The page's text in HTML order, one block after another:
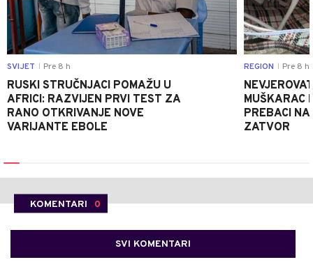
SVIJET Pre 8 h
RUSKI STRUČNJACI POMAŽU U
AFRICI: RAZVIJEN PRVI TEST ZA
RANO OTKRIVANJE NOVE
VARIJANTE EBOLE
REGION Pre 8 h
MUŠKARAC
PREBACI
ZATVOR
KOMENTARI 0
SVI KOMENTARI